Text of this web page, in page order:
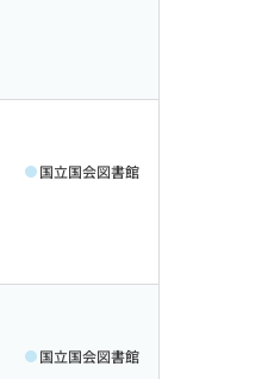
国立国会図書館
国立国会図書館